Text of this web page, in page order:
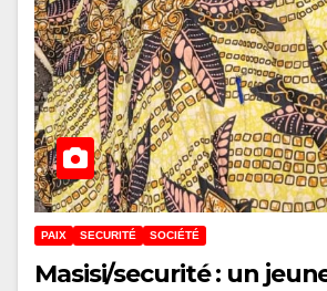
PAIX SECURITÉ SOCIÉTÉ
Masisi/securité : un